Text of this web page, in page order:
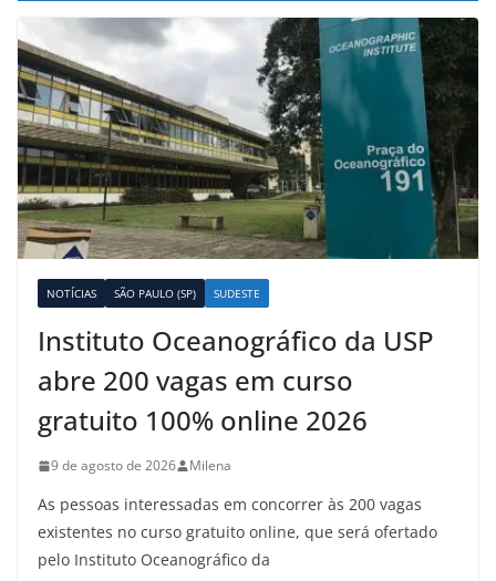
NOTÍCIAS SÃO PAULO (SP) SUDESTE
Instituto Oceanográfico da USP
abre 200 vagas em curso
gratuito 100% online 2026
9 de agosto de 2026 Milena
As pessoas interessadas em concorrer às 200 vagas
existentes no curso gratuito online, que será ofertado
pelo Instituto Oceanográfico da